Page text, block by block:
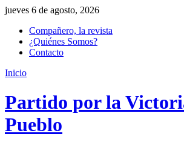
jueves 6 de agosto, 2026
Compañero, la revista
¿Quiénes Somos?
Contacto
Inicio
Partido por la
Pueblo